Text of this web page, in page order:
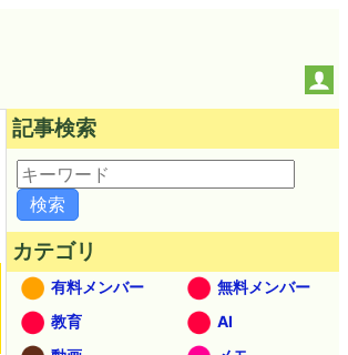
記事検索
カテゴリ
有料メンバー
無料メンバー
教育
AI